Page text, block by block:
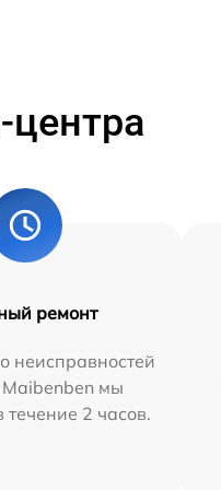
ремонт
неисправностей
мы
течение 2 часов.